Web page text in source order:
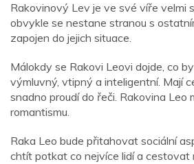
Rakovinový Lev je ve své víře velmi
obvykle se nestane stranou s
zapojen do jejich situace.
Málokdy se Rakovi Leovi dojde, co
výmluvný, vtipný a inteligentní. Mají
snadno proudí do řeči. Rakovina Leo
romantismu.
Raka Leo bude přitahovat sociální
chtít potkat co nejvíce lidí a cestovat